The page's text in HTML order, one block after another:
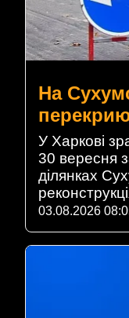
На
У Харкові
30 вересня
ділянках
03.08.2026